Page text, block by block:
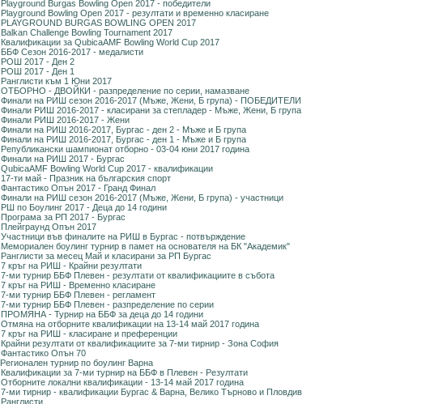
Playground Burgas Bowling Open 2017 - победители
Playground Bowling Open 2017 - резултати и временно класиране
PLAYGROUND BURGAS BOWLING OPEN 2017
Balkan Challenge Bowling Tournament 2017
Квалификации за QubicaAMF Bowling World Cup 2017
ББФ Сезон 2016-2017 - медалисти
РОШ 2017 - Ден 2
РОШ 2017 - Ден 1
Ранглисти към 1 Юни 2017
ОТБОРНО - ДВОЙКИ - разпределение по серии, намазване
Финали на РИШ сезон 2016-2017 (Мъже, Жени, Б група) - ПОБЕДИТЕЛИ
Финали РИШ 2016-2017 - класирани за степладер - Мъже, Жени, Б група
Финали РИШ 2016-2017 - Жени
Финали на РИШ 2016-2017, Бургас - ден 2 - Мъже и Б група
Финали на РИШ 2016-2017, Бургас - ден 1 - Мъже и Б група
Републикански шампионат отборно - 03-04 юни 2017 година
Финали на РИШ 2017 - Бургас
QubicaAMF Bowling World Cup 2017 - квалификации
17-ти май - Празник на българския спорт
Фантастико Опън 2017 - Гранд Финал
Финали на РИШ сезон 2016-2017 (Мъже, Жени, Б група) - участници
РШ по Боулинг 2017 - Деца до 14 години
Програма за РП 2017 - Бургас
Плейграунд Опън 2017
Участници във финалите на РИШ в Бургас - потвърждение
Мемориален боулинг турнир в памет на основателя на БК "Академик"
Ранглисти за месец Май и класирани за РП Бургас
7 кръг на РИШ - Крайни резултати
7-ми турнир ББФ Плевен - резултати от квалификациите в събота
7 кръг на РИШ - Временно класиране
7-ми турнир ББФ Плевен - регламент
7-ми турнир ББФ Плевен - разпределение по серии
ПРОМЯНА - Турнир на ББФ за деца до 14 години
Отмяна на отборните квалификации на 13-14 май 2017 година
7 кръг на РИШ - класиране и преференции
Крайни резултати от квалификациите за 7-ми тирнир - Зона София
Фантастико Опън 70
Регионален турнир по боулинг Варна
Квалификации за 7-ми турнир на ББФ в Плевен - Резултати
Отборните локални квалификации - 13-14 май 2017 година
7-ми тирнир - квалификации Бургас & Варна, Велико Търново и Пловдив
Ранглисти